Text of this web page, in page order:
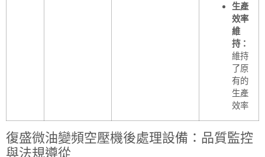
生產
效率
維
持：
維持
了原
有的
生產
效率
復盛微油變頻空壓機後處理設備：品質監控
與法規遵從